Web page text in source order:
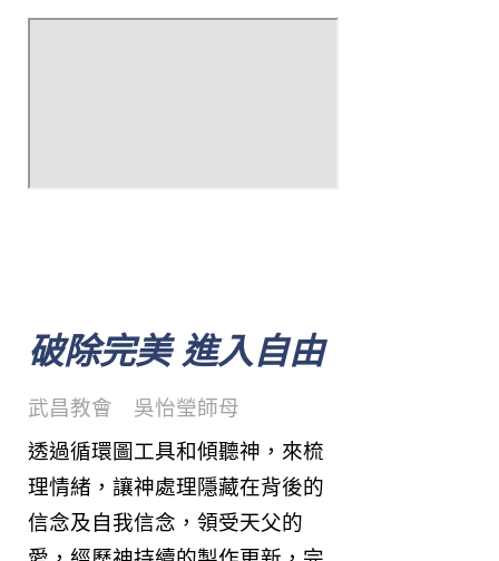
破除完美 進入自由
武昌教會 吳怡瑩師母
透過循環圖工具和傾聽神，來梳
理情緒，讓神處理隱藏在背後的
信念及自我信念，領受天父的